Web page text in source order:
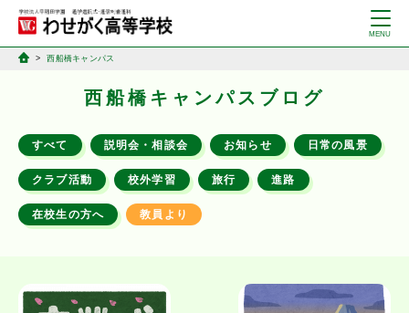
西船橋キャンパス
西船橋キャンパスブログ
すべて 説明会・相談会 お知らせ 日常の風景
クラブ活動 校外学習 旅行 進路
在校生の方へ 教員より